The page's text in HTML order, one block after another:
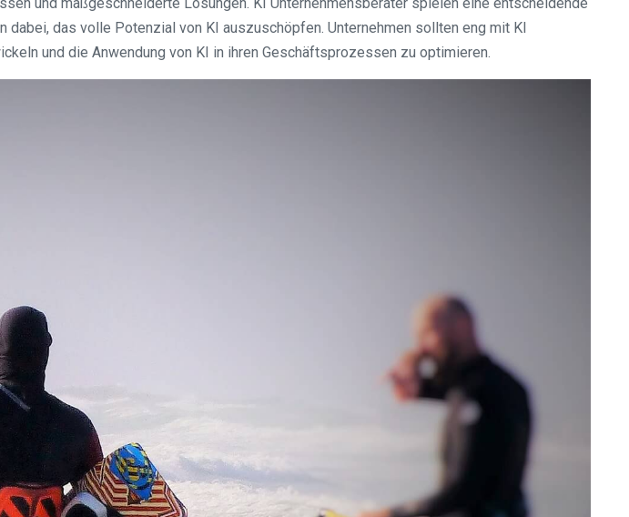
das volle Potenzial von KI auszuschöpfen. Unternehmen sollten eng mit KI
und die Anwendung von KI in ihren Geschäftsprozessen zu optimieren.